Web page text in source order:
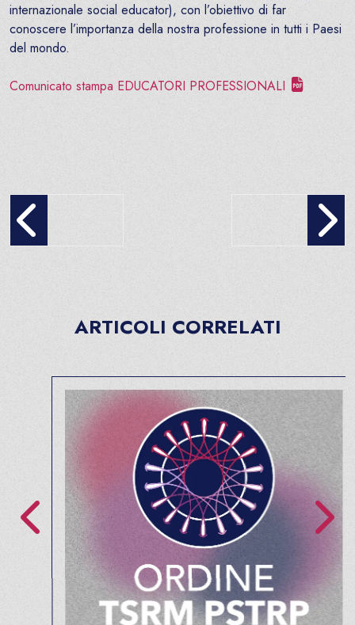
internazionale social educator), con l’obiettivo di far
conoscere l’importanza della nostra professione in tutti i Paesi
del mondo.
Comunicato stampa EDUCATORI PROFESSIONALI
Avviso Td Tecnici Sanitari Di Laboratorio Biomedico 2022
Avviso agli iscrivendi
ARTICOLI CORRELATI